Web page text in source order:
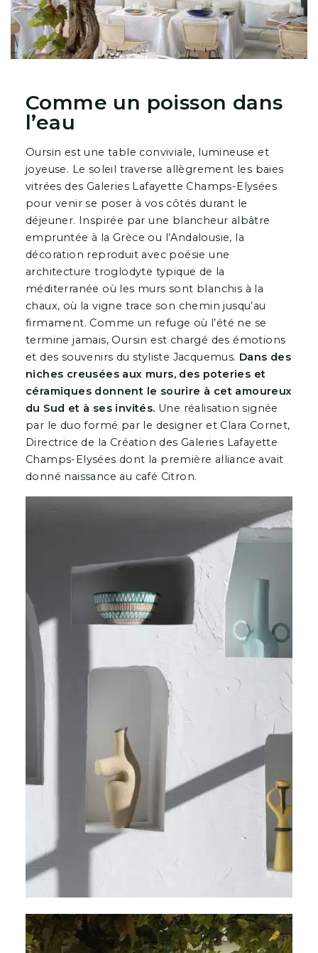
Comme un poisson dans
l’eau
Oursin est une table conviviale, lumineuse et
joyeuse. Le soleil traverse allègrement les baies
vitrées des Galeries Lafayette Champs-Elysées
pour venir se poser à vos côtés durant le
déjeuner. Inspirée par une blancheur albâtre
empruntée à la Grèce ou l’Andalousie, la
décoration reproduit avec poésie une
architecture troglodyte typique de la
méditerranée où les murs sont blanchis à la
chaux, où la vigne trace son chemin jusqu’au
firmament. Comme un refuge où l’été ne se
termine jamais, Oursin est chargé des émotions
et des souvenirs du styliste Jacquemus. Dans des
niches creusées aux murs, des poteries et
céramiques donnent le sourire à cet amoureux
du Sud et à ses invités. Une réalisation signée
par le duo formé par le designer et Clara Cornet,
Directrice de la Création des Galeries Lafayette
Champs-Elysées dont la première alliance avait
donné naissance au café Citron.